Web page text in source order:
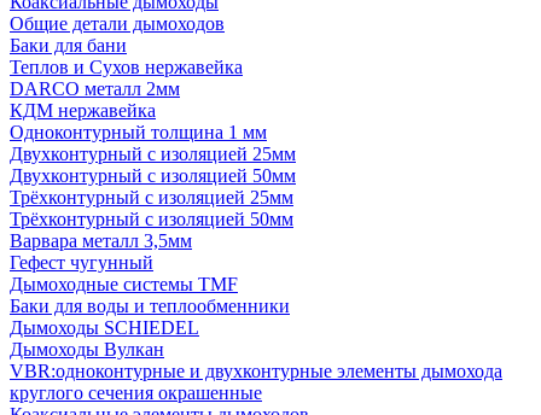
Общие детали дымоходов
Баки для бани
Теплов и Сухов нержавейка
DARCO металл 2мм
КДМ нержавейка
Одноконтурный толщина 1 мм
Двухконтурный с изоляцией 25мм
Двухконтурный с изоляцией 50мм
Трёхконтурный с изоляцией 25мм
Трёхконтурный с изоляцией 50мм
Варвара металл 3,5мм
Гефест чугунный
Дымоходные системы TMF
Баки для воды и теплообменники
Дымоходы SCHIEDEL
Дымоходы Вулкан
VBR:одноконтурные и двухконтурные элементы дымохода
круглого сечения окрашенные